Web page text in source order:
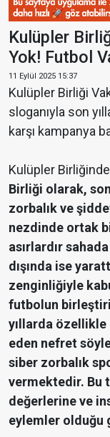
Kulüpler
Yok! Futbol
11 Eylül 2025 15:37
Kulüpler Birliği
sloganıyla son
karşı kampanya
Kulüpler
Birliği olarak,
zorbalık ve
nezdinde ortak
asırlardır
dışında ise
zenginliğiyle
futbolun
yıllarda
eden nefret
siber zorbalık
vermektedir. Bu
değerlerine ve
eylemler olduğu